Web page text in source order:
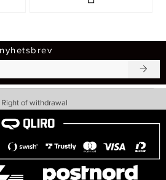
Right of withdrawal